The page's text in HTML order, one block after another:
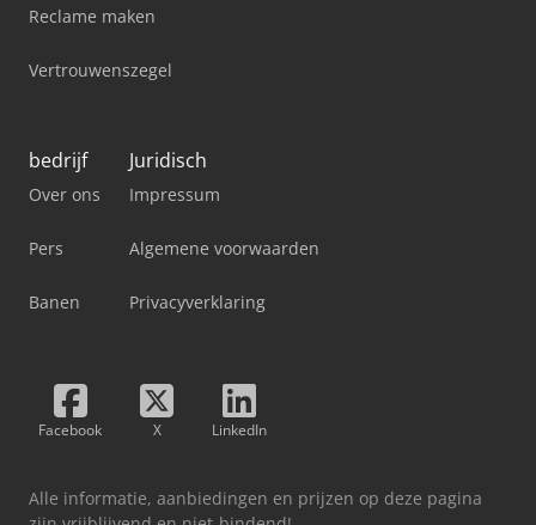
Reclame maken
Vertrouwenszegel
bedrijf
Over ons
Pers
Banen
Juridisch
Impressum
Algemene voorwaarden
Privacyverklaring
Facebook X LinkedIn
Alle informatie, aanbiedingen en prijzen op deze pagina